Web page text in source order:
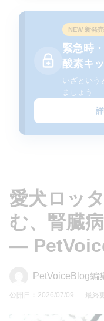
NEW 新発売
緊急時
酸素キ
いざという
ましょう
愛犬ロッ
む、腎臓
—
PetVoiceBlog編
公開日：2026/07/09 最終